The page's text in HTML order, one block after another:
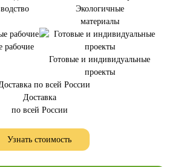
Экологичные
материалы
рабочие
Готовые и индивидуальные
проекты
Доставка
по всей России
Узнать стоимость